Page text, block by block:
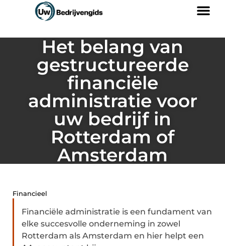
Het belang van
gestructureerde
financiële
administratie voor
uw bedrijf in
Rotterdam of
Amsterdam
Financieel
Financiële administratie is een fundament van
elke succesvolle onderneming in zowel
Rotterdam als Amsterdam en hier helpt een